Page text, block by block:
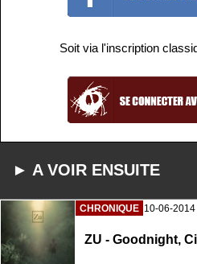
Soit via l'inscription
► A VOIR ENSUITE
CHRONIQUE 10-06-2014
ZU - Goodnight,